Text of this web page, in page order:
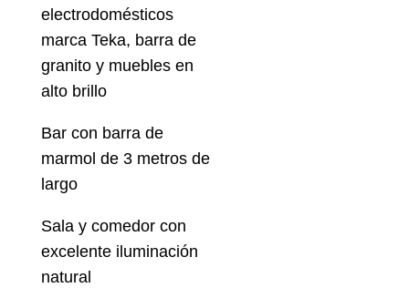
electrodomésticos
marca Teka, barra de
granito y muebles en
alto brillo
Bar con barra de
marmol de 3 metros de
largo
Sala y comedor con
excelente iluminación
natural